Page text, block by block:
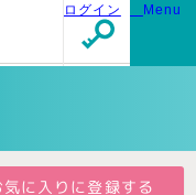
Menu
ログイン